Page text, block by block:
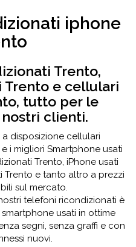
iphone
Trento,
Trento e cellulari
tutto per le
clienti.
disposizione cellulari
i migliori Smartphone usati
Trento, iPhone usati
Trento e tanto altro a prezzi
sul mercato.
telefoni ricondizionati è
usati in ottime
segni, senza graffi e con
nuovi.